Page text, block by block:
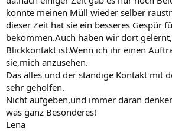
konnte meinen Müll wieder selber
dieser Zeit hat sie ein besseres Gespür
bekommen.Auch haben wir dort
Blickkontakt ist.Wenn ich ihr einen
sie,mich anzusehen.
Das alles und der ständige Kontakt mit
sehr geholfen.
Nicht aufgeben,und immer daran
was ganz Besonderes!
Lena